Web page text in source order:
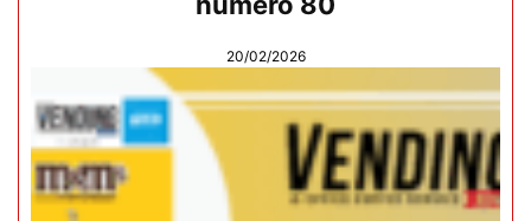
20/02/2026